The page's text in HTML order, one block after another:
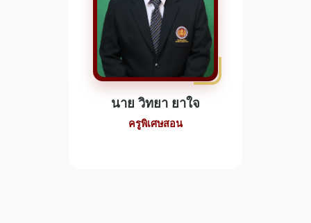
นาย วิทยา ยาใจ
ครูพิเศษสอน